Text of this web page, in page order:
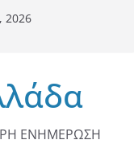
2026
ΕΝΗΜΕΡΩΣΗ